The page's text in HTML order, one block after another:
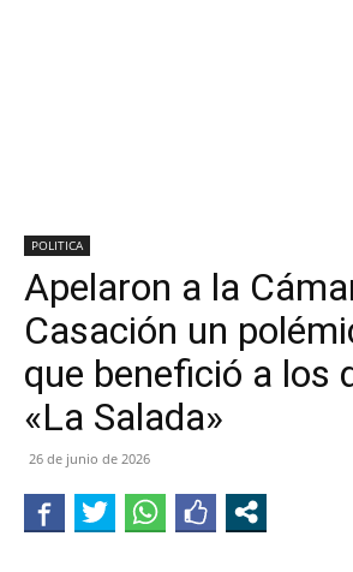
POLITICA
Apelaron a la
Casación un
que benefició a los
«La Salada»
26 de junio de 2026